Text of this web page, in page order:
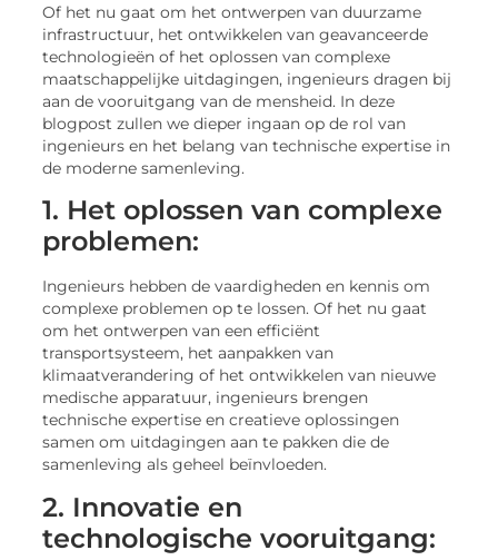
Of het nu gaat om het ontwerpen van duurzame
infrastructuur, het ontwikkelen van geavanceerde
technologieën of het oplossen van complexe
maatschappelijke uitdagingen, ingenieurs dragen bij
aan de vooruitgang van de mensheid. In deze
blogpost zullen we dieper ingaan op de rol van
ingenieurs en het belang van technische expertise in
de moderne samenleving.
1. Het oplossen van complexe
problemen:
Ingenieurs hebben de vaardigheden en kennis om
complexe problemen op te lossen. Of het nu gaat
om het ontwerpen van een efficiënt
transportsysteem, het aanpakken van
klimaatverandering of het ontwikkelen van nieuwe
medische apparatuur, ingenieurs brengen
technische expertise en creatieve oplossingen
samen om uitdagingen aan te pakken die de
samenleving als geheel beïnvloeden.
2. Innovatie en
technologische vooruitgang: